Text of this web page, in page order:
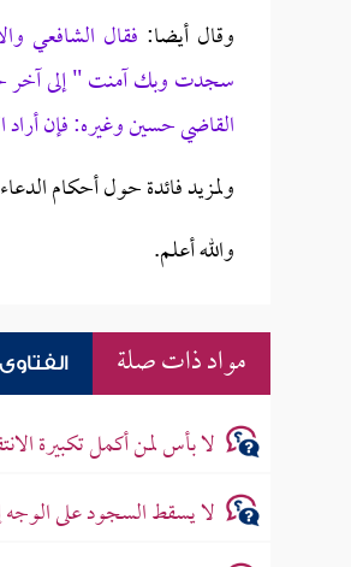
وقال أيضا: فقال الشافعي
سجدت وبك آمنت " إلى آخر
القاضي حسين وغيره: فإن أراد
ولمزيد فائدة حول أحكام
والله أعلم.
مواد ذات صلة الفتاوى
لا بأس لمن أكمل تكبيرة
لا يسقط السجود على الوجه